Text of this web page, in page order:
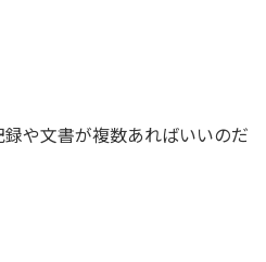
や文書が複数あればいいのだ